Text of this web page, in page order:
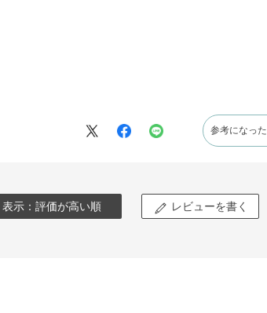
参考になった
表示：評価が高い順 レビューを書く